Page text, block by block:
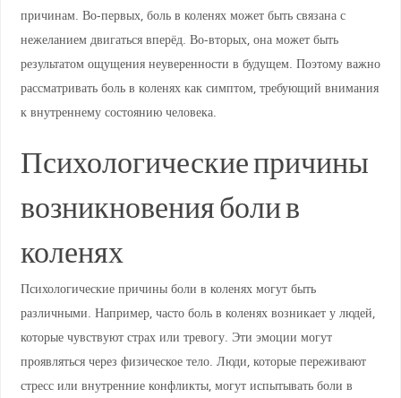
причинам. Во-первых, боль в коленях может быть связана с
нежеланием двигаться вперёд. Во-вторых, она может быть
результатом ощущения неуверенности в будущем. Поэтому важно
рассматривать боль в коленях как симптом, требующий внимания
к внутреннему состоянию человека.
Психологические причины
возникновения боли в
коленях
Психологические причины боли в коленях могут быть
различными. Например, часто боль в коленях возникает у людей,
которые чувствуют страх или тревогу. Эти эмоции могут
проявляться через физическое тело. Люди, которые переживают
стресс или внутренние конфликты, могут испытывать боли в